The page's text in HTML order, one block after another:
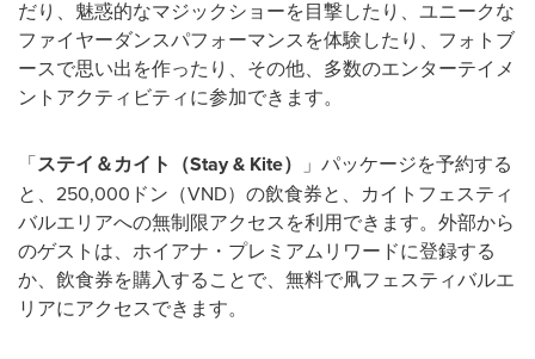
だり、魅惑的なマジックショーを目撃したり、ユニークな
ファイヤーダンスパフォーマンスを体験したり、フォトブ
ースで思い出を作ったり、その他、多数のエンターテイメ
ントアクティビティに参加できます。
「ステイ＆カイト（Stay & Kite）
」パッケージを予約する
と、250,000ドン（VND）の飲食券と、カイトフェスティ
バルエリアへの無制限アクセスを利用できます。外部から
のゲストは、ホイアナ・プレミアムリワードに登録する
か、飲食券を購入することで、無料で凧フェスティバルエ
リアにアクセスできます。